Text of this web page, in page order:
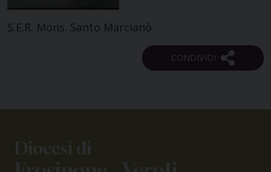
S.E.R. Mons. Santo Marcianò
Diocesi di